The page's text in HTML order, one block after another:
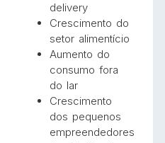
delivery
Crescimento do
setor alimentício
Aumento do
consumo fora
do lar
Crescimento
dos pequenos
empreendedores